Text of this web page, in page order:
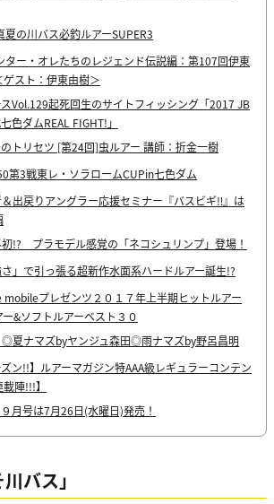
夏の川バス必釣ルアーSUPER3
ター・オレたちのレジェンド伝説編：第107回伊東
スト：伊東由樹＞
Vol.129起死回生のサイトフィッシング「2017 JB
色ダムREAL FIGHT!」
トリセツ [第24回]虫ルアー 講師：折金一樹
3戦東レ・ソラロームCUPin七色ダム
出戻りアングラー応援セミナー『バスビギ‼』は
!? プラモデル感覚の「ネコシュリンプ」登場！
」で引っ張る超新作水面系ハードルアー誕生!?
プレゼンツ２０１７年上半期ヒットルアー
&ソフトルアーベスト３０
◎夏ナマズbyヤンジュ森田◎雨ナマズby野呂昌明
ズン!!】ルアーマガジン特AAA級レギュラーコンテン
陣!!!】
月号は7月26日(水曜日)発売！
バス」